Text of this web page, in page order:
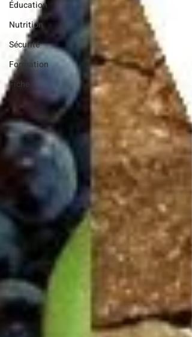
Éducation
Nutrition
Sécurité
Formation
Fiche